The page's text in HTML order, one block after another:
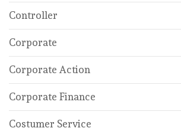
Controller
Corporate
Corporate Action
Corporate Finance
Costumer Service